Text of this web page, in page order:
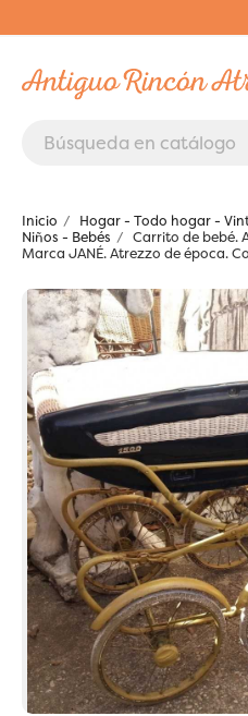
Inicio Hogar - Todo hogar -
Niños - Bebés
Carrito de bebé.
Marca JANÉ. Atrezzo de época.